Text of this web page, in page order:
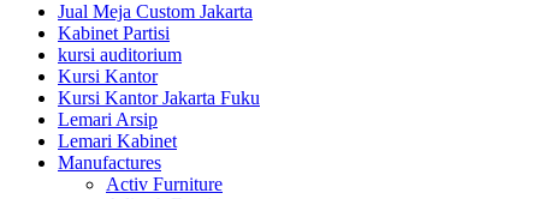
Jual Meja Custom Jakarta
Kabinet Partisi
kursi auditorium
Kursi Kantor
Kursi Kantor Jakarta Fuku
Lemari Arsip
Lemari Kabinet
Manufactures
Activ Furniture